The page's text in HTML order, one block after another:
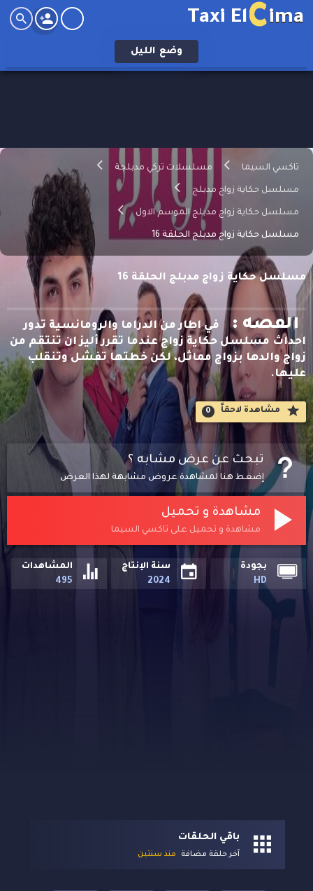
Taxi ElCima
وضع الليل
تاكسي السيما مسلسلات تركي مدبلجة
مسلسل حكاية زواج مدبلج
مسلسل حكاية زواج مدبلج الموسم الاول
مسلسل حكاية زواج مدبلج الحلقة 16
مسلسل حكاية زواج مدبلج الحلقة 16
القصه :
في اطار من الدراما والرومانسية تدور
احداث مسلسل حكاية زواج عندما تقرر أليز ان تنتقم من
زواج والدها بزواج مماثل، لكن خطتها تفشل وتنقلب
عليها.
مشاهدة لاحقاََ 0
تبحث عن عرض مشابه ؟
إضغط هنا لمشاهدة عروض مشابهة لهذا العرض
مشاهدة و تحميل
مشاهدة و تحميل على تاكسي السيما
بجودة
HD
سنة الإنتاج
2024
المشاهدات
495
باقي الحلقات
آخر حلقة مضافة منذ سنتين